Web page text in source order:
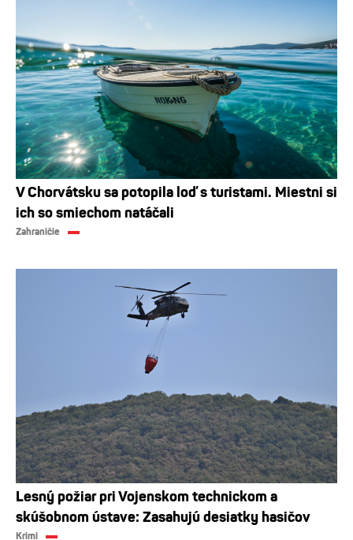
V Chorvátsku sa potopila loď s turistami. Miestni si
ich so smiechom natáčali
Zahraničie
Lesný požiar pri Vojenskom technickom a
skúšobnom ústave: Zasahujú desiatky hasičov
Krimi